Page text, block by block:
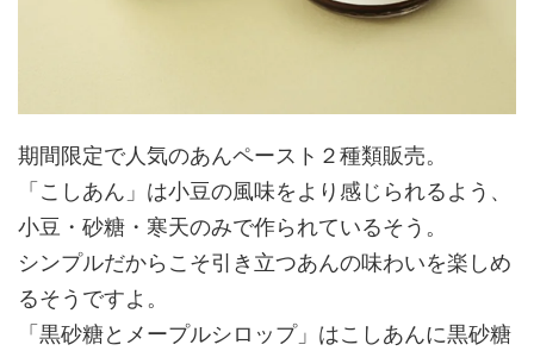
期間限定で人気のあんペースト２種類販売。
「こしあん」は小豆の風味をより感じられるよう、
小豆・砂糖・寒天のみで作られているそう。
シンプルだからこそ引き立つあんの味わいを楽しめ
るそうですよ。
「黒砂糖とメープルシロップ」はこしあんに黒砂糖